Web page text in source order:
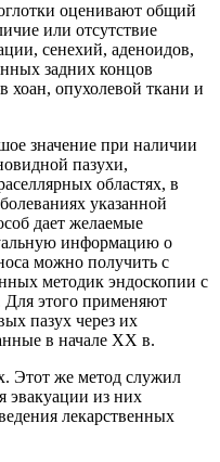
оценивают общий
или отсутствие
сенехий, аденоидов,
задних концов
опухолевой ткани и
значение при наличии
пазухи,
областях, в
указанной
дает желаемые
информацию о
можно получить с
методик эндоскопии с
этого применяют
пазух через их
в начале XX в.
Этот же метод служил
эвакуации из них
лекарственных